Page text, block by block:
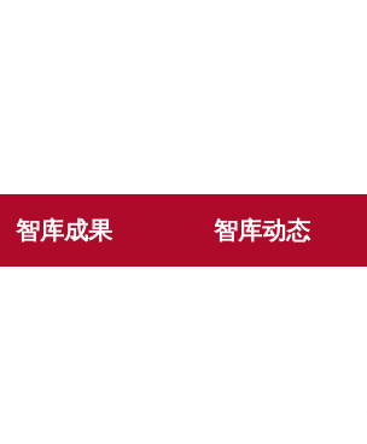
智库成果 智库动态